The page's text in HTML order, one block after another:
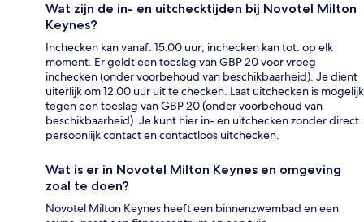
Wat zijn de in- en uitchecktijden bij Novotel Milton
Keynes?
Inchecken kan vanaf: 15.00 uur; inchecken kan tot: op elk
moment. Er geldt een toeslag van GBP 20 voor vroeg
inchecken (onder voorbehoud van beschikbaarheid). Je dient
uiterlijk om 12.00 uur uit te checken. Laat uitchecken is mogelijk
tegen een toeslag van GBP 20 (onder voorbehoud van
beschikbaarheid). Je kunt hier in- en uitchecken zonder direct
persoonlijk contact en contactloos uitchecken.
Wat is er in Novotel Milton Keynes en omgeving
zoal te doen?
Novotel Milton Keynes heeft een binnenzwembad en een